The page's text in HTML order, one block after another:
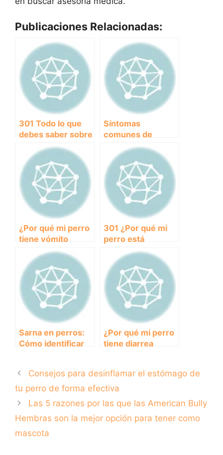
Publicaciones Relacionadas:
301 Todo lo que
debes saber sobre
el otohematoma
en perros: causas,
síntomas y
tratamientos
Síntomas
comunes de
envenenamiento
en perros:
Identifica
rápidamente qué
le ocurre a tu
mascota.
¿Por qué mi perro
tiene vómito
blanco? Descubre
las posibles
causas y
soluciones
301 ¿Por qué mi
perro está
vomitando con
sangre? Causas y
recomendaciones
Sarna en perros:
Cómo identificar
enfermedad
¿Por qué mi perro
tiene diarrea
respecto?
Consejos para desinflamar el estómago de
tu perro de forma efectiva
Las 5 razones por las que las American Bully
Hembras son la mejor opción para tener como
mascota